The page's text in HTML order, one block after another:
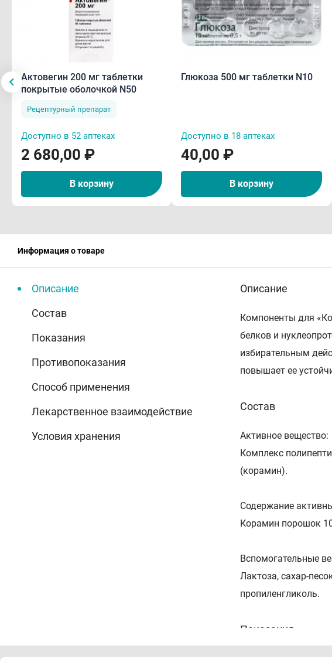
Актовегин 200 мг таблетки
покрытые оболочкой N50
Рецептурный препарат
Доступно в 52 аптеках
2 680,00 ₽
В корзину
Глюкоза 500 мг таблетки N10
Доступно в 18 аптеках
40,00 ₽
В корзину
Информация о товаре
Описание
Состав
Показания
Противопоказания
Способ применения
Лекарственное взаимодействие
Условия хранения
Описание
Компоненты для
белков и
избирательным
повышает ее
Состав
Активное вещество:
Комплекс
(корамин).
Содержание
Корамин порошок
Вспомогательные
Лактоза, сахар-
пропиленгликоль.
Показания
В качестве